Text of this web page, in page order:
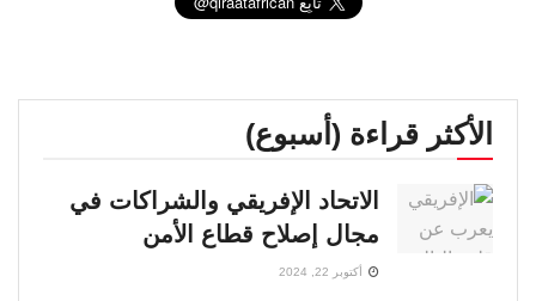
الأكثر قراءة (أسبوع)
الاتحاد الإفريقي والشراكات في
مجال إصلاح قطاع الأمن
أكتوبر 22, 2024